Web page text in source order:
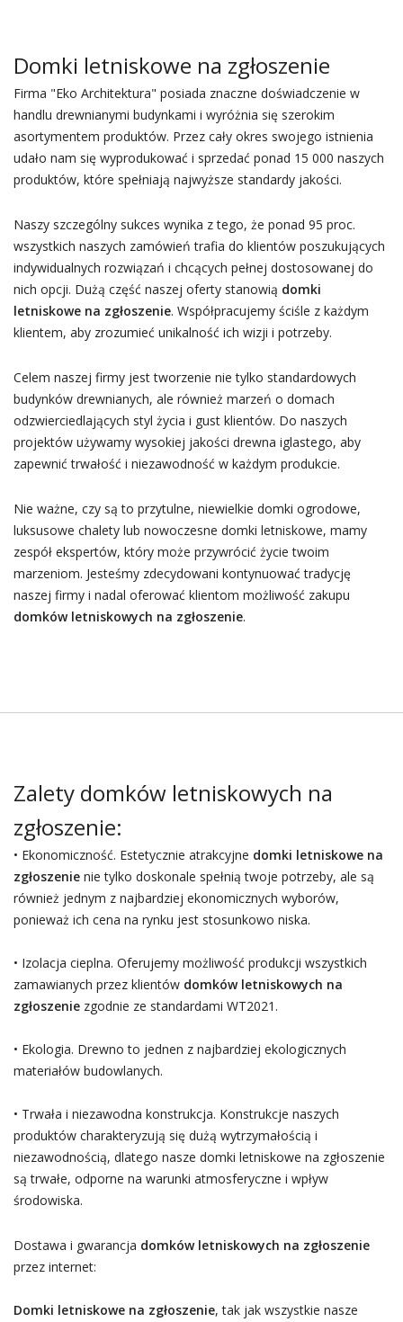
Domki letniskowe na zgłoszenie
Firma "Eko Architektura" posiada znaczne doświadczenie w
handlu drewnianymi budynkami i wyróżnia się szerokim
asortymentem produktów. Przez cały okres swojego istnienia
udało nam się wyprodukować i sprzedać ponad 15 000 naszych
produktów, które spełniają najwyższe standardy jakości.
Naszy szczególny sukces wynika z tego, że ponad 95 proc.
wszystkich naszych zamówień trafia do klientów poszukujących
indywidualnych rozwiązań i chcących pełnej dostosowanej do
nich opcji. Dużą część naszej oferty stanowią domki
letniskowe na zgłoszenie. Współpracujemy ściśle z każdym
klientem, aby zrozumieć unikalność ich wizji i potrzeby.
Celem naszej firmy jest tworzenie nie tylko standardowych
budynków drewnianych, ale również marzeń o domach
odzwierciedlających styl życia i gust klientów. Do naszych
projektów używamy wysokiej jakości drewna iglastego, aby
zapewnić trwałość i niezawodność w każdym produkcie.
Nie ważne, czy są to przytulne, niewielkie domki ogrodowe,
luksusowe chalety lub nowoczesne domki letniskowe, mamy
zespół ekspertów, który może przywrócić życie twoim
marzeniom. Jesteśmy zdecydowani kontynuować tradycję
naszej firmy i nadal oferować klientom możliwość zakupu
domków letniskowych na zgłoszenie.
Zalety domków letniskowych na
zgłoszenie:
• Ekonomiczność. Estetycznie atrakcyjne domki letniskowe na
zgłoszenienie tylko doskonale spełnią twoje potrzeby, ale są
również jednym z najbardziej ekonomicznych wyborów,
ponieważ ich cena na rynku jest stosunkowo niska.
• Izolacja cieplna. Oferujemy możliwość produkcji wszystkich
zamawianych przez klientów domków letniskowych na
zgłoszeniezgodnie ze standardami WT2021.
• Ekologia. Drewno to jednen z najbardziej ekologicznych
materiałów budowlanych.
• Trwała i niezawodna konstrukcja. Konstrukcje naszych
produktów charakteryzują się dużą wytrzymałością i
niezawodnością, dlatego nasze domki letniskowe na zgłoszenie
są trwałe, odporne na warunki atmosferyczne i wpływ
środowiska.
Dostawa i gwarancja domków letniskowych na zgłoszenie
przez internet:
Domki letniskowe na zgłoszenie, tak jak wszystkie nasze